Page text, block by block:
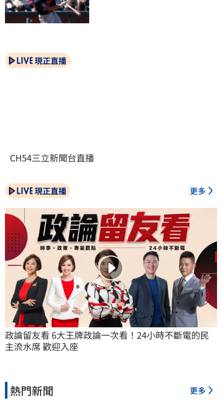
現正直播
CH54三立新聞台直播
現正直播 更多
政論留友看 6大王牌政論一次看！24小時不斷電的民
主流水席 歡迎入座
熱門新聞 更多